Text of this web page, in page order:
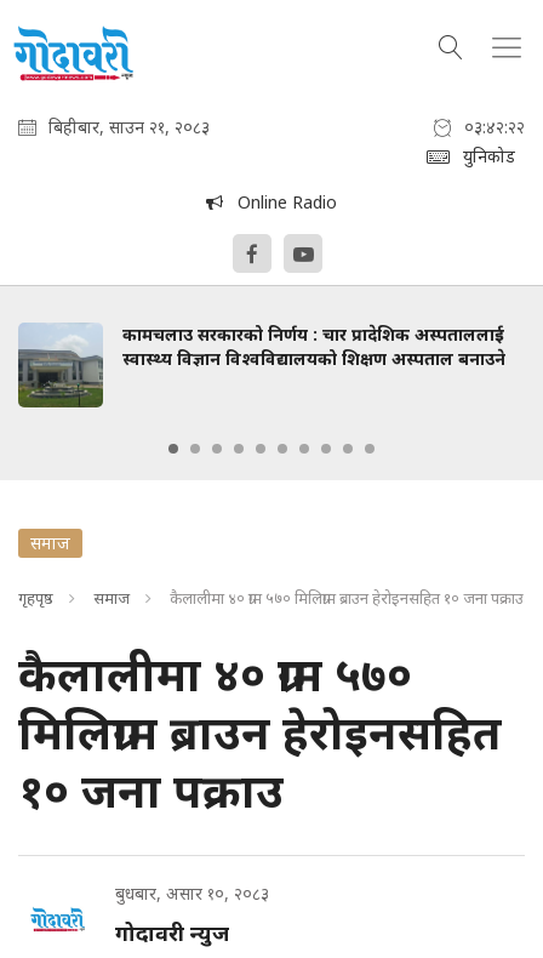
बिहीबार, साउन २१, २०८३
०३:४२:२३
युनिकोड
Online Radio
कामचलाउ सरकारको निर्णय : चार प्रादेशिक अस्पताललाई
स्वास्थ्य विज्ञान विश्वविद्यालयको शिक्षण अस्पताल बनाउने
समाज
गृहपृष्ठ समाज कैलालीमा ४० ग्राम ५७० मिलिग्राम ब्राउन हेरोइनसहित १० जना पक्राउ
कैलालीमा ४० ग्राम ५७०
मिलिग्राम ब्राउन हेरोइनसहित
१० जना पक्राउ
बुधबार, असार १०, २०८३
गोदावरी न्युज